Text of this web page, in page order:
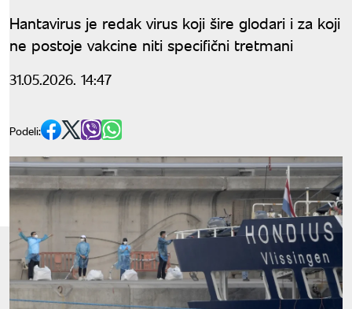
Hantavirus je redak virus koji šire glodari i za koji
ne postoje vakcine niti specifični tretmani
31.05.2026. 14:47
Podeli: